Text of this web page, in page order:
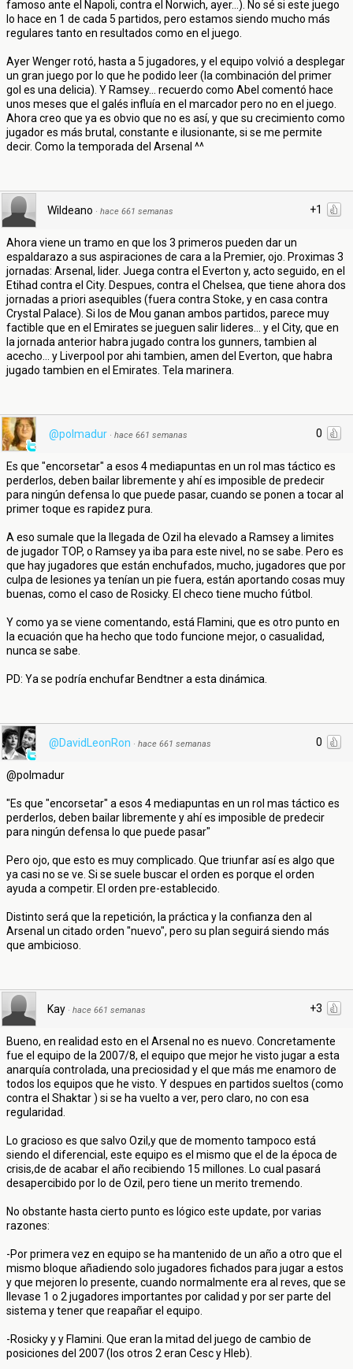
famoso ante el Napoli, contra el Norwich, ayer...). No sé si este juego
lo hace en 1 de cada 5 partidos, pero estamos siendo mucho más
regulares tanto en resultados como en el juego.
Ayer Wenger rotó, hasta a 5 jugadores, y el equipo volvió a desplegar
un gran juego por lo que he podido leer (la combinación del primer
gol es una delicia). Y Ramsey... recuerdo como Abel comentó hace
unos meses que el galés influía en el marcador pero no en el juego.
Ahora creo que ya es obvio que no es así, y que su crecimiento como
jugador es más brutal, constante e ilusionante, si se me permite
decir. Como la temporada del Arsenal ^^
+1
Wildeano · hace 661 semanas
Ahora viene un tramo en que los 3 primeros pueden dar un
espaldarazo a sus aspiraciones de cara a la Premier, ojo. Proximas 3
jornadas: Arsenal, lider. Juega contra el Everton y, acto seguido, en el
Etihad contra el City. Despues, contra el Chelsea, que tiene ahora dos
jornadas a priori asequibles (fuera contra Stoke, y en casa contra
Crystal Palace). Si los de Mou ganan ambos partidos, parece muy
factible que en el Emirates se jueguen salir lideres... y el City, que en
la jornada anterior habra jugado contra los gunners, tambien al
acecho... y Liverpool por ahi tambien, amen del Everton, que habra
jugado tambien en el Emirates. Tela marinera.
0
@polmadur · hace 661 semanas
Es que "encorsetar" a esos 4 mediapuntas en un rol mas táctico es
perderlos, deben bailar libremente y ahí es imposible de predecir
para ningún defensa lo que puede pasar, cuando se ponen a tocar al
primer toque es rapidez pura.
A eso sumale que la llegada de Ozil ha elevado a Ramsey a limites
de jugador TOP, o Ramsey ya iba para este nivel, no se sabe. Pero es
que hay jugadores que están enchufados, mucho, jugadores que por
culpa de lesiones ya tenían un pie fuera, están aportando cosas muy
buenas, como el caso de Rosicky. El checo tiene mucho fútbol.
Y como ya se viene comentando, está Flamini, que es otro punto en
la ecuación que ha hecho que todo funcione mejor, o casualidad,
nunca se sabe.
PD: Ya se podría enchufar Bendtner a esta dinámica.
0
@DavidLeonRon · hace 661 semanas
@polmadur
"Es que "encorsetar" a esos 4 mediapuntas en un rol mas táctico es
perderlos, deben bailar libremente y ahí es imposible de predecir
para ningún defensa lo que puede pasar"
Pero ojo, que esto es muy complicado. Que triunfar así es algo que
ya casi no se ve. Si se suele buscar el orden es porque el orden
ayuda a competir. El orden pre-establecido.
Distinto será que la repetición, la práctica y la confianza den al
Arsenal un citado orden "nuevo", pero su plan seguirá siendo más
que ambicioso.
+3
Kay · hace 661 semanas
Bueno, en realidad esto en el Arsenal no es nuevo. Concretamente
fue el equipo de la 2007/8, el equipo que mejor he visto jugar a esta
anarquía controlada, una preciosidad y el que más me enamoro de
todos los equipos que he visto. Y despues en partidos sueltos (como
contra el Shaktar ) si se ha vuelto a ver, pero claro, no con esa
regularidad.
Lo gracioso es que salvo Ozil,y que de momento tampoco está
siendo el diferencial, este equipo es el mismo que el de la época de
crisis,de de acabar el año recibiendo 15 millones. Lo cual pasará
desapercibido por lo de Ozil, pero tiene un merito tremendo.
No obstante hasta cierto punto es lógico este update, por varias
razones:
-Por primera vez en equipo se ha mantenido de un año a otro que el
mismo bloque añadiendo solo jugadores fichados para jugar a estos
y que mejoren lo presente, cuando normalmente era al reves, que se
llevase 1 o 2 jugadores importantes por calidad y por ser parte del
sistema y tener que reapañar el equipo.
-Rosicky y y Flamini. Que eran la mitad del juego de cambio de
posiciones del 2007 (los otros 2 eran Cesc y Hleb).